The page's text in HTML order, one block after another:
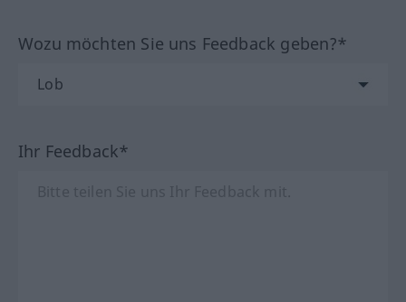
Wozu möchten Sie uns Feedback geben?*
Ihr Feedback*